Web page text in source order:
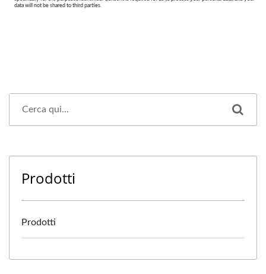
Prodotti
Prodotti